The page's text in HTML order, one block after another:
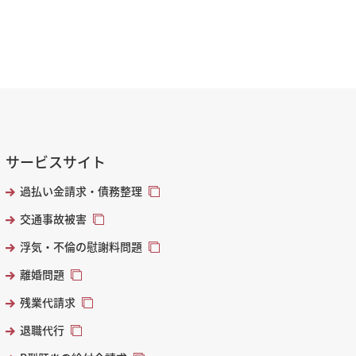
サービスサイト
過払い金請求・債務整理
交通事故被害
浮気・不倫の慰謝料問題
離婚問題
残業代請求
退職代行